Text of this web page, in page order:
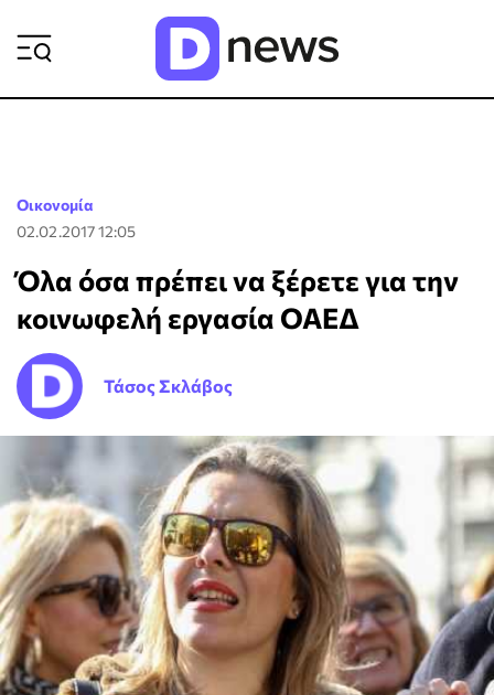
Οικονομία
02.02.2017 12:05
Όλα όσα πρέπει να ξέρετε για την
κοινωφελή εργασία ΟΑΕΔ
Τάσος Σκλάβος